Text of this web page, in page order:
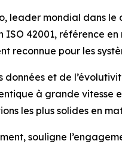
leader mondial dans
42001, référence
pour les
et de
à grande
les plus solides en
souligne